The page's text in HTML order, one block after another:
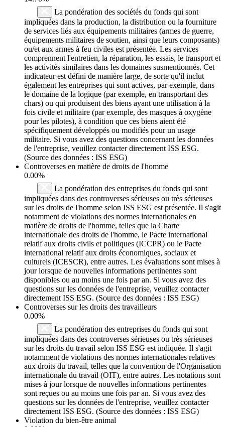
La pondération des sociétés du fonds qui sont
impliquées dans la production, la distribution ou la fourniture
de services liés aux équipements militaires (armes de guerre,
équipements militaires de soutien, ainsi que leurs composants)
ou/et aux armes à feu civiles est présentée. Les services
comprennent l'entretien, la réparation, les essais, le transport et
les activités similaires dans les domaines susmentionnés. Cet
indicateur est défini de manière large, de sorte qu'il inclut
également les entreprises qui sont actives, par exemple, dans
le domaine de la logique (par exemple, en transportant des
chars) ou qui produisent des biens ayant une utilisation à la
fois civile et militaire (par exemple, des masques à oxygène
pour les pilotes), à condition que ces biens aient été
spécifiquement développés ou modifiés pour un usage
militaire. Si vous avez des questions concernant les données
de l'entreprise, veuillez contacter directement ISS ESG.
(Source des données : ISS ESG)
Controverses en matière de droits de l'homme
0.00%
La pondération des entreprises du fonds qui sont
impliquées dans des controverses sérieuses ou très sérieuses
sur les droits de l'homme selon ISS ESG est présentée. Il s'agit
notamment de violations des normes internationales en
matière de droits de l'homme, telles que la Charte
internationale des droits de l'homme, le Pacte international
relatif aux droits civils et politiques (ICCPR) ou le Pacte
international relatif aux droits économiques, sociaux et
culturels (ICESCR), entre autres. Les évaluations sont mises à
jour lorsque de nouvelles informations pertinentes sont
disponibles ou au moins une fois par an. Si vous avez des
questions sur les données de l'entreprise, veuillez contacter
directement ISS ESG. (Source des données : ISS ESG)
Controverses sur les droits des travailleurs
0.00%
La pondération des entreprises du fonds qui sont
impliquées dans des controverses sérieuses ou très sérieuses
sur les droits du travail selon ISS ESG est indiquée. Il s'agit
notamment de violations des normes internationales relatives
aux droits du travail, telles que la convention de l'Organisation
internationale du travail (OIT), entre autres. Les notations sont
mises à jour lorsque de nouvelles informations pertinentes
sont reçues ou au moins une fois par an. Si vous avez des
questions sur les données de l'entreprise, veuillez contacter
directement ISS ESG. (Source des données : ISS ESG)
Violation du bien-être animal